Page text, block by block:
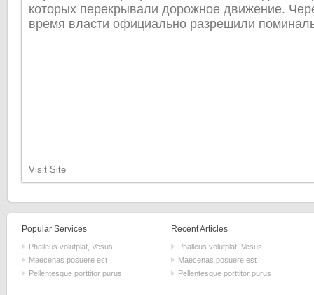
которых перекрывали дорожное движение.
время власти официально разрешили
Visit Site
Popular Services
Phalleus volutplat, Vesus
Maecenas posuere est
Pellentesque porttitor purus
Recent Articles
Phalleus volutplat, Vesus
Maecenas posuere est
Pellentesque porttitor purus